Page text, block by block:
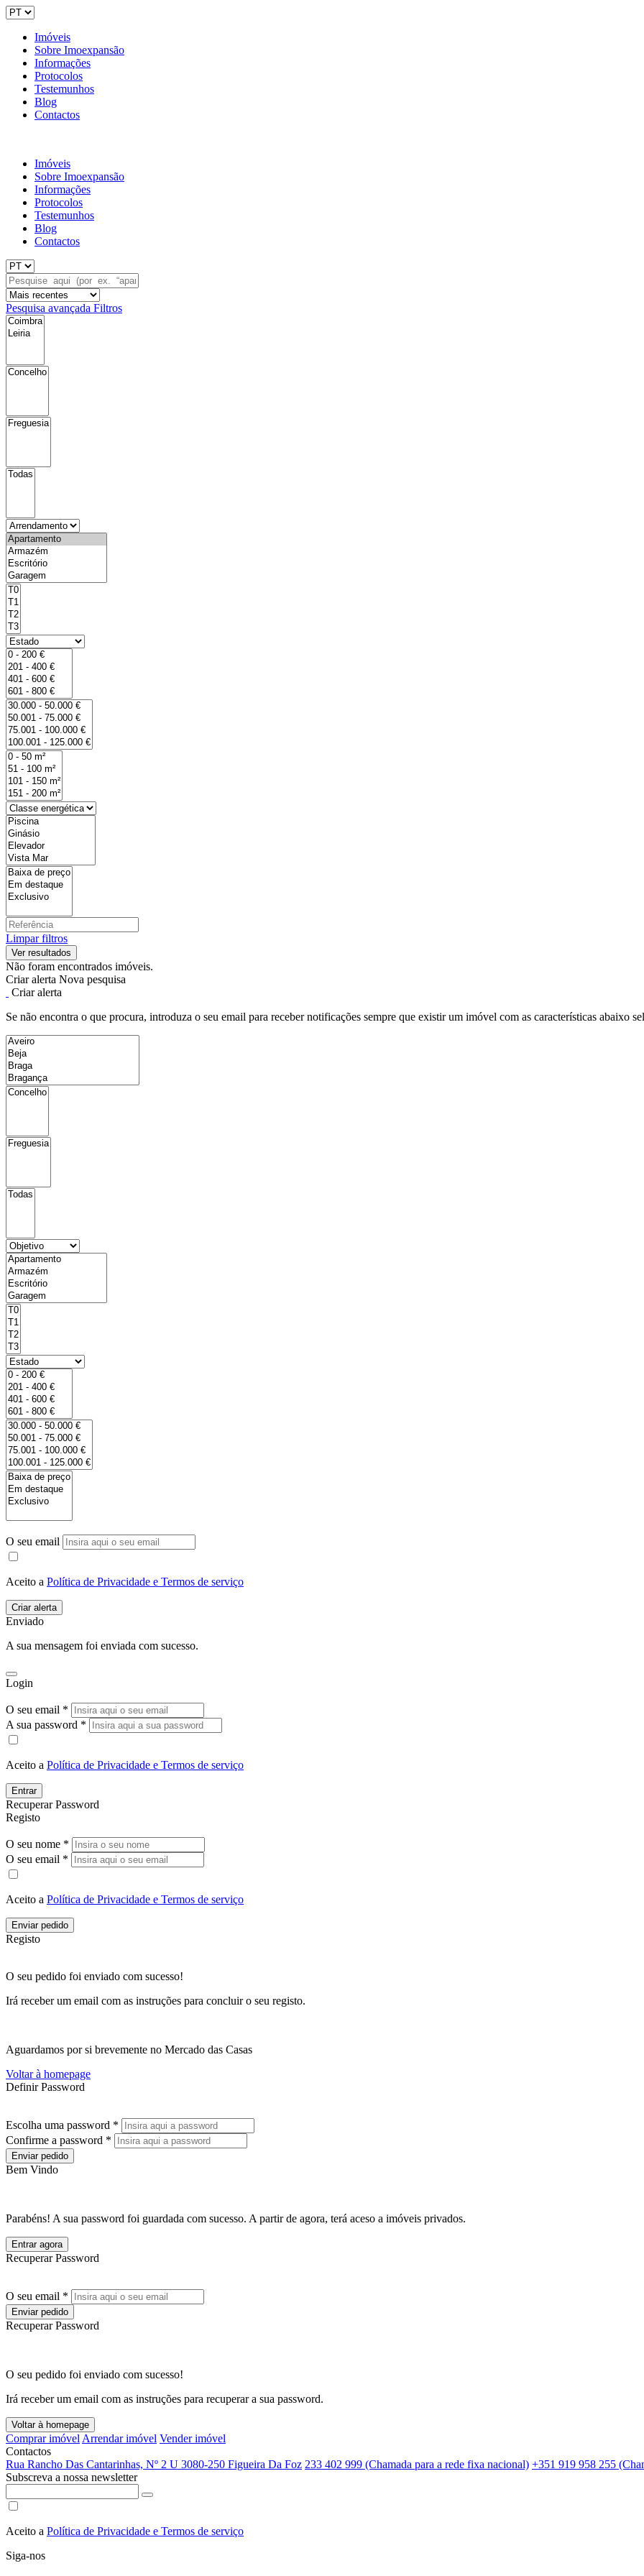
Imóveis
Sobre Imoexpansão
Informações
Protocolos
Testemunhos
Blog
Contactos
Imóveis
Sobre Imoexpansão
Informações
Protocolos
Testemunhos
Blog
Contactos
Pesquisa avançada Filtros
Limpar filtros
Não foram encontrados imóveis.
Criar alerta Nova pesquisa
Criar alerta
Se não encontra o que procura, introduza o seu email para receber notificações sempre que existir um imóvel com as características abaixo
O seu email
Aceito a Política de Privacidade e Termos de serviço
Enviado
A sua mensagem foi enviada com sucesso.
Login
O seu email *
A sua password *
Aceito a Política de Privacidade e Termos de serviço
Entrar
Recuperar Password
Registo
O seu nome *
O seu email *
Aceito a Política de Privacidade e Termos de serviço
Enviar pedido
Registo
O seu pedido foi enviado com sucesso!
Irá receber um email com as instruções para concluir o seu registo.
Aguardamos por si brevemente no Mercado das Casas
Voltar à homepage
Definir Password
Escolha uma password *
Confirme a password *
Enviar pedido
Bem Vindo
Parabéns! A sua password foi guardada com sucesso. A partir de agora, terá aceso a imóveis privados.
Entrar agora
Recuperar Password
O seu email *
Enviar pedido
Recuperar Password
O seu pedido foi enviado com sucesso!
Irá receber um email com as instruções para recuperar a sua password.
Voltar à homepage
Comprar imóvel Arrendar imóvel Vender imóvel
Contactos
Rua Rancho Das Cantarinhas, Nº 2 U 3080-250 Figueira Da Foz 233 402 999 (Chamada para a rede fixa nacional) +351 919 958 255
Subscreva a nossa newsletter
Aceito a Política de Privacidade e Termos de serviço
Siga-nos